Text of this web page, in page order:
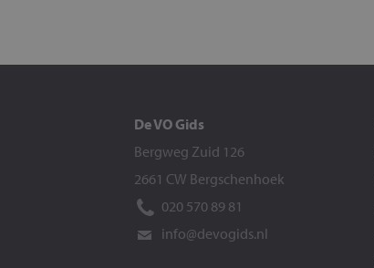
De VO Gids
Bergweg Zuid 126
2661 CW Bergschenhoek
020 570 89 81
info@devogids.nl